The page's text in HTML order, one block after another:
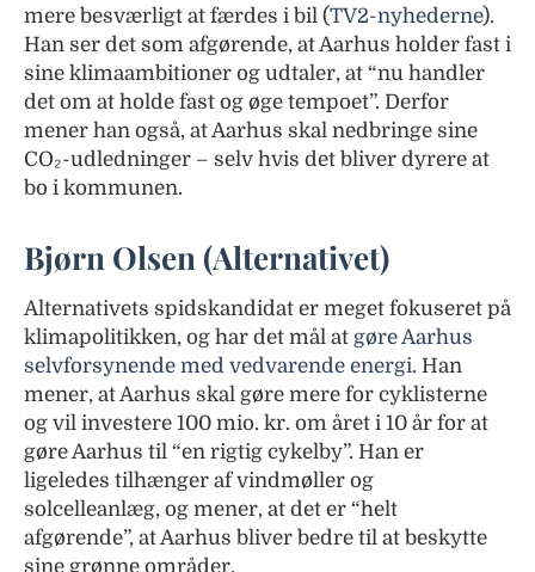
mere besværligt at færdes i bil (TV2-nyhederne).
Han ser det som afgørende, at Aarhus holder fast i
sine klimaambitioner og udtaler, at “nu handler
det om at holde fast og øge tempoet”. Derfor
mener han også, at Aarhus skal nedbringe sine
CO₂-udledninger – selv hvis det bliver dyrere at
bo i kommunen.
Bjørn Olsen (Alternativet)
Alternativets spidskandidat er meget fokuseret på
klimapolitikken, og har det mål at gøre Aarhus
selvforsynende med vedvarende energi. Han
mener, at Aarhus skal gøre mere for cyklisterne
og vil investere 100 mio. kr. om året i 10 år for at
gøre Aarhus til “en rigtig cykelby”. Han er
ligeledes tilhænger af vindmøller og
solcelleanlæg, og mener, at det er “helt
afgørende”, at Aarhus bliver bedre til at beskytte
sine grønne områder.